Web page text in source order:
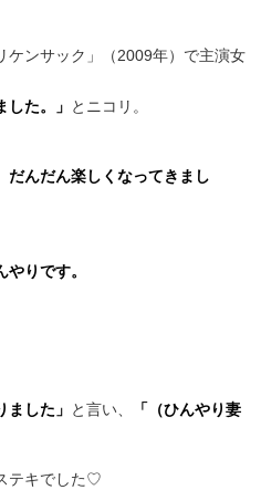
ケンサック」（2009年）で主演女
た。」 とニコリ。
だんだん楽しくなってきまし
りです。
した」 と言い、
「（ひんやり妻
テキでした♡